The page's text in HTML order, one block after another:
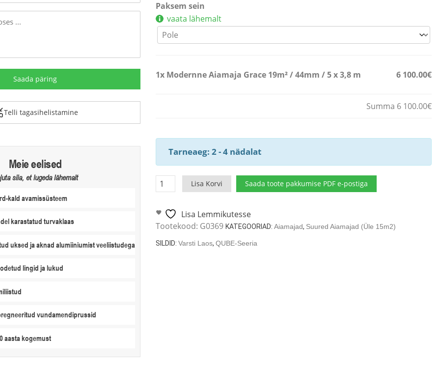
Telli tagasihelistamine
Meie eelised
siia, et lugeda lähemalt
kald avamissüsteem
karastatud turvaklaas
uksed ja aknad alumiiniumist veeliistudega
lingid ja lukud
vundamendiprussid
aasta kogemust
Paksem sein
vaata lähemalt
1x Modernne Aiamaja Grace 19m² / 44mm / 5 x 3,8 m 6 100.00€
Summa 6 100.00€
Tarneaeg: 2 - 4 nädalat
Modernne
Aiamaja
19m²
/
44mm
Lisa Korvi Saada toote pakkumise PDF e-postiga
Lisa Lemmikutesse
Tootekood: G0369 KATEGOORIAD:Aiamajad, Suured Aiamajad (üle 15m2)
SILDID:Varsti Laos,QUBE-Seeria